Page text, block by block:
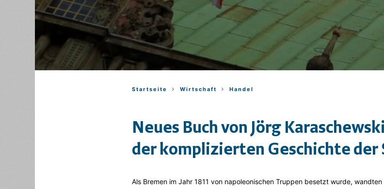
Startseite Wirtschaft Handel
Neues Buch von Jörg
der komplizierten Geschichte der
Als Bremen im Jahr 1811 von napoleonischen Truppen besetzt wurde,